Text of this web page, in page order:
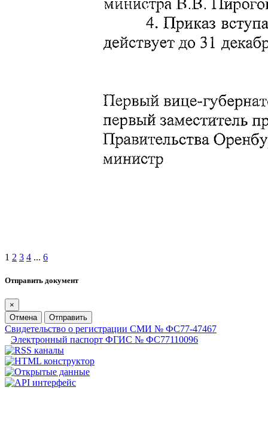
1 2 3 4 ... 6
Отправить документ
×
Отмена
Отправить
Свидетельство о регистрации СМИ № ФС77-47467
Электронный паспорт ФГИС № ФС77110096